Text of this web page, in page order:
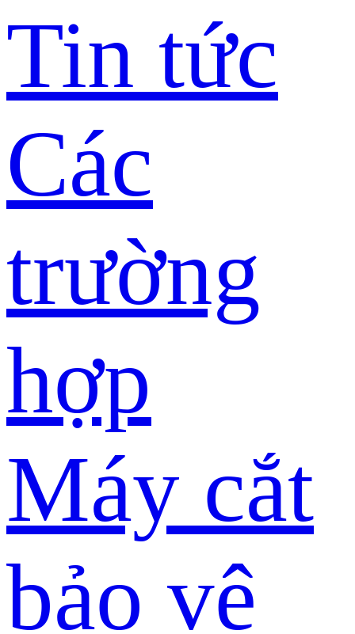
Tin tức
Các
trường
hợp
Máy cắt
bảo vệ